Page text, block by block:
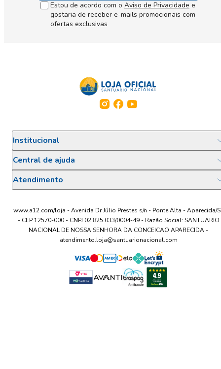
Estou de acordo com o Aviso de Privacidade e
gostaria de receber e-mails promocionais com
ofertas exclusivas
Institucional
Central de ajuda
Atendimento
www.a12.com/loja - Avenida Dr Júlio Prestes s/n - Ponte Alta - Aparecida/
- CEP 12570-000 - CNPJ 02.825.033/0004-49 - Razão Social: SANTUARIO
NACIONAL DE NOSSA SENHORA DA CONCEICAO APARECIDA -
atendimento.loja@santuarionacional.com